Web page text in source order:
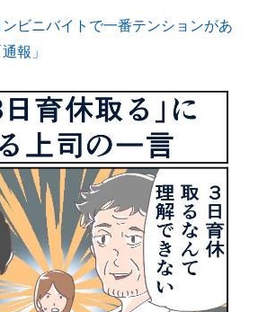
ンビニバイトで一番テンションがあ
報」